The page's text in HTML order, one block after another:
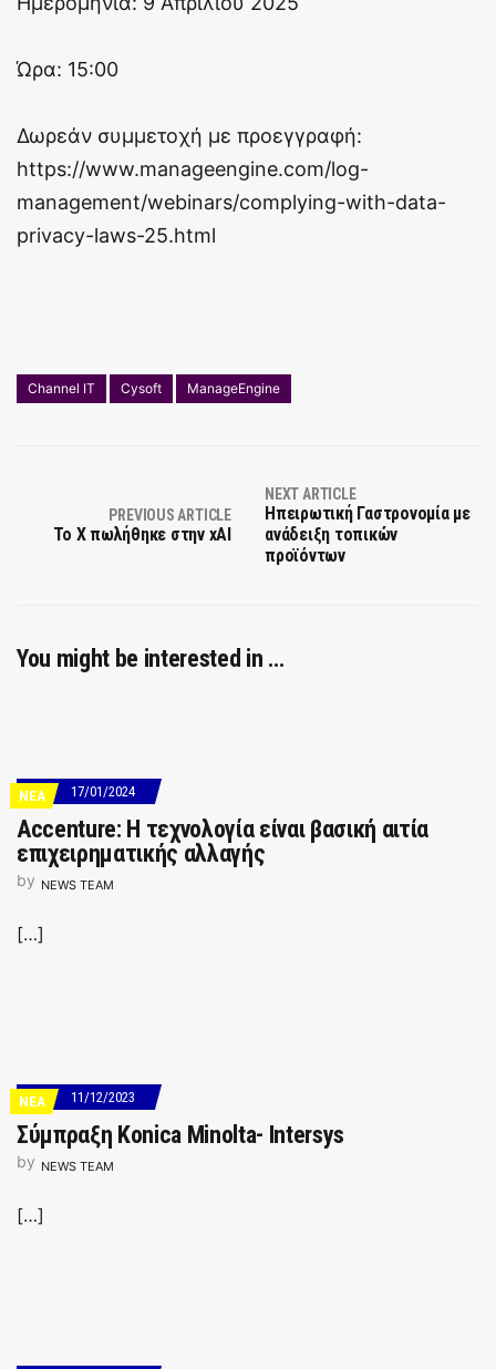
Ώρα: 15:00
Δωρεάν συμμετοχή με προεγγραφή:
https://www.manageengine.com/log-
management/webinars/complying-with-data-
privacy-laws-25.html
Channel IT Cysoft ManageEngine
PREVIOUS ARTICLE
Το X πωλήθηκε στην xAI
NEXT ARTICLE
Ηπειρωτική Γαστρονομία με
ανάδειξη τοπικών
προϊόντων
You might be interested in …
ΝΕΑ 17/01/2024
Accenture: Η τεχνολογία είναι βασική αιτία
επιχειρηματικής αλλαγής
by NEWS TEAM
[…]
ΝΕΑ 11/12/2023
Σύμπραξη Konica Minolta- Intersys
by NEWS TEAM
[…]